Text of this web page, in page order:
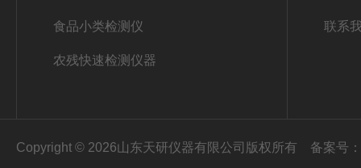
食品小类检测仪
农残快速检测仪器
联系
Copyright © 2026山东天研仪器有限公司版权所有 备案号